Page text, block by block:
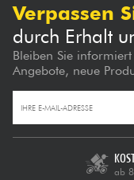
Verpassen
durch Erhalt
Bleiben Sie
Angebote, neue
ab